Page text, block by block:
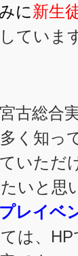
に新生
ていま
古総合
く知っ
いただ
いと思
レイベ
は、